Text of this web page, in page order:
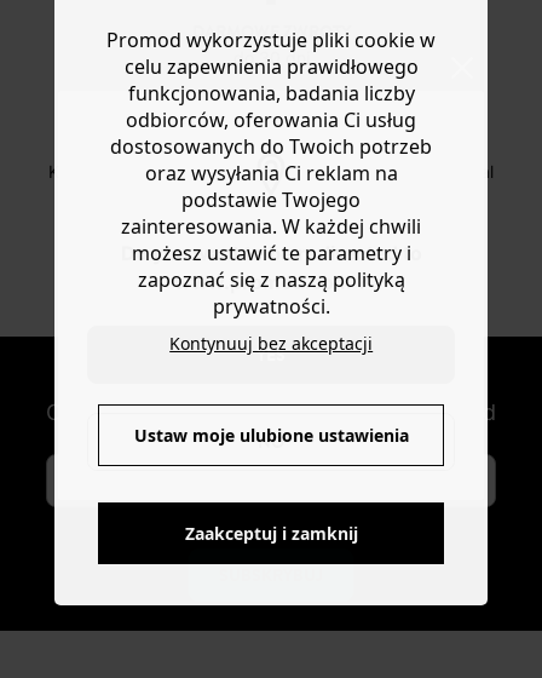
Do you want to be redirected to
www.promod.com ?
YES
NO
DARMOWE ZWROTY
do 30 dni
BEZPIECZNA PŁATNOŚC
Karta płatnicza, Apple Pay, Przelew internetowy, Paypal
OD ROZ. 34 DO 48
Nowe artykuły online
Otrzymuj nowości modowe i oferty Promod
Promod wykorzystuje pliki cookie w
celu zapewnienia prawidłowego
funkcjonowania, badania liczby
odbiorców, oferowania Ci usług
dostosowanych do Twoich potrzeb
oraz wysyłania Ci reklam na
podstawie Twojego
zainteresowania. W każdej chwili
możesz ustawić te parametry i
zapoznać się z naszą polityką
prywatności.
Kontynuuj bez akceptacji
Ustaw moje ulubione ustawienia
Zaakceptuj i zamknij